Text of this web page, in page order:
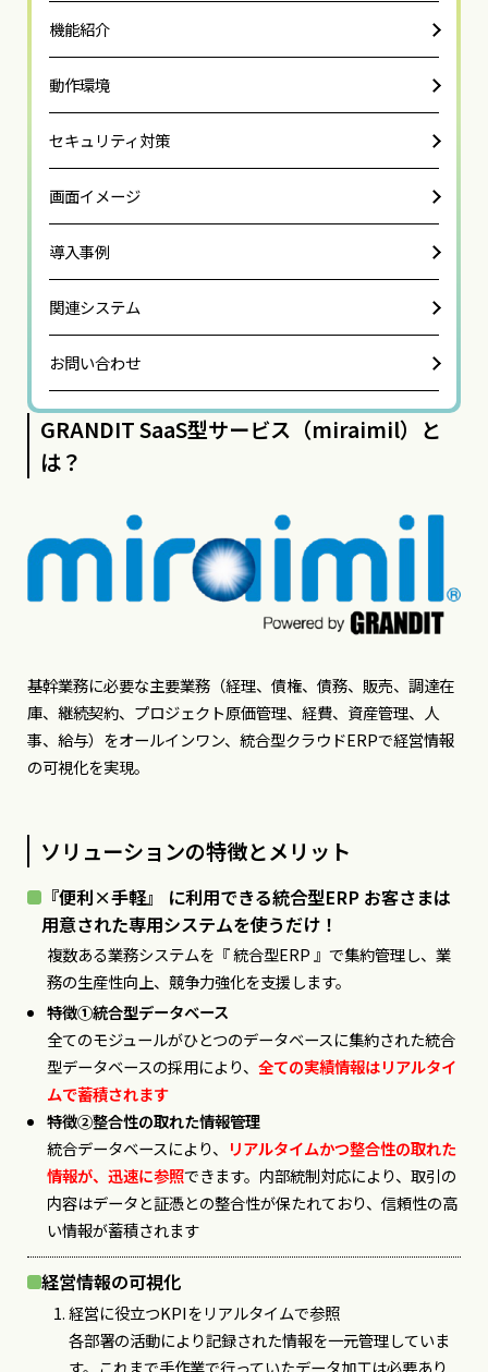
機能紹介
動作環境
セキュリティ対策
画面イメージ
導入事例
関連システム
お問い合わせ
GRANDIT SaaS型サービス（miraimil）と
は？
基幹業務に必要な主要業務（経理、債権、債務、販売、調達在
庫、継続契約、プロジェクト原価管理、経費、資産管理、⼈
事、給与）をオールインワン、統合型クラウドERPで経営情報
の可視化を実現。
ソリューションの特徴とメリット
『便利×手軽』 に利用できる統合型ERP お客さまは
用意された専用システムを使うだけ！
複数ある業務システムを『 統合型ERP 』で集約管理し、業
務の生産性向上、競争力強化を支援します。
特徴①統合型データベース
全てのモジュールがひとつのデータベースに集約された統合
型データベースの採用により、 全ての実績情報はリアルタイ
ムで蓄積されます
特徴②整合性の取れた情報管理
統合データベースにより、
リアルタイムかつ整合性の取れた
情報が、迅速に参照できます。内部統制対応により、取引の
内容はデータと証憑との整合性が保たれており、信頼性の高
い情報が蓄積されます
経営情報の可視化
経営に役立つKPIをリアルタイムで参照
各部署の活動により記録された情報を一元管理していま
す。これまで手作業で行っていたデータ加工は必要あり